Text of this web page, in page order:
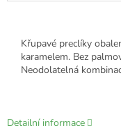
Křupavé preclíky
karamelem. Bez
Neodolatelná
Detailní informace